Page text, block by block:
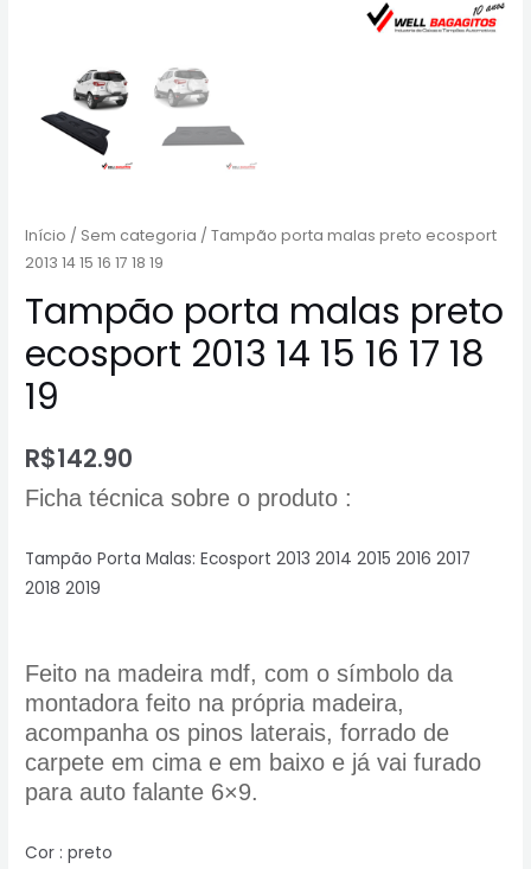
Início / Sem categoria / Tampão porta malas preto ecosport
2013 14 15 16 17 18 19
Tampão porta malas preto
ecosport 2013 14 15 16 17 18
19
R$142.90
Ficha técnica sobre o produto :
Tampão Porta Malas: Ecosport 2013 2014 2015 2016 2017
2018 2019
Feito na madeira mdf, com o símbolo da
montadora feito na própria madeira,
acompanha os pinos laterais, forrado de
carpete em cima e em baixo e já vai furado
para auto falante 6×9.
Cor : preto